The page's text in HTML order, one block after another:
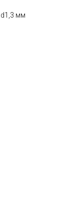
мм